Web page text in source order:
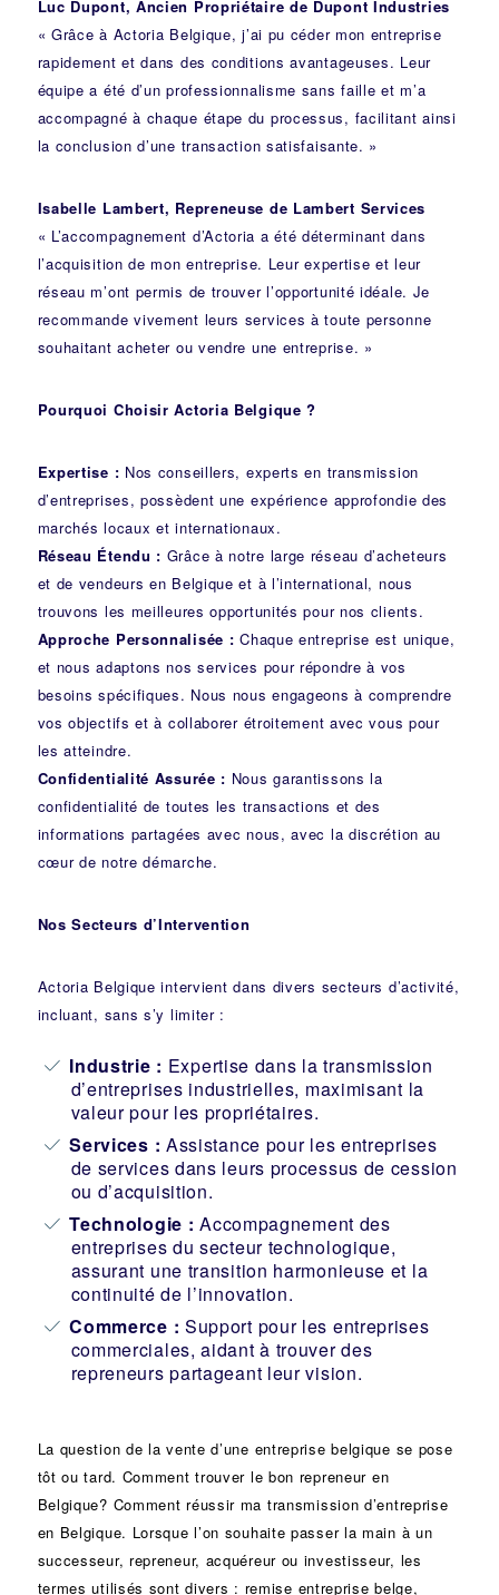
Luc Dupont, Ancien Propriétaire de Dupont Industries
« Grâce à Actoria Belgique, j’ai pu céder mon entreprise
rapidement et dans des conditions avantageuses. Leur
équipe a été d’un professionnalisme sans faille et m’a
accompagné à chaque étape du processus, facilitant ainsi
la conclusion d’une transaction satisfaisante. »
Isabelle Lambert, Repreneuse de Lambert Services
« L’accompagnement d’Actoria a été déterminant dans
l’acquisition de mon entreprise. Leur expertise et leur
réseau m’ont permis de trouver l’opportunité idéale. Je
recommande vivement leurs services à toute personne
souhaitant acheter ou vendre une entreprise. »
Pourquoi Choisir Actoria Belgique ?
Expertise : Nos conseillers, experts en transmission
d’entreprises, possèdent une expérience approfondie des
marchés locaux et internationaux.
Réseau Étendu : Grâce à notre large réseau d’acheteurs
et de vendeurs en Belgique et à l’international, nous
trouvons les meilleures opportunités pour nos clients.
Approche Personnalisée : Chaque entreprise est unique,
et nous adaptons nos services pour répondre à vos
besoins spécifiques. Nous nous engageons à comprendre
vos objectifs et à collaborer étroitement avec vous pour
les atteindre.
Confidentialité Assurée : Nous garantissons la
confidentialité de toutes les transactions et des
informations partagées avec nous, avec la discrétion au
cœur de notre démarche.
Nos Secteurs d’Intervention
Actoria Belgique intervient dans divers secteurs d’activité,
incluant, sans s’y limiter :
Industrie : Expertise dans la transmission
d’entreprises industrielles, maximisant la
valeur pour les propriétaires.
Services : Assistance pour les entreprises
de services dans leurs processus de cession
ou d’acquisition.
Technologie : Accompagnement des
entreprises du secteur technologique,
assurant une transition harmonieuse et la
continuité de l’innovation.
Commerce : Support pour les entreprises
commerciales, aidant à trouver des
repreneurs partageant leur vision.
La question de la vente d’une entreprise belgique se pose
tôt ou tard. Comment trouver le bon repreneur en
Belgique? Comment réussir ma transmission d’entreprise
en Belgique. Lorsque l’on souhaite passer la main à un
successeur, repreneur, acquéreur ou investisseur, les
termes utilisés sont divers : remise entreprise belge,